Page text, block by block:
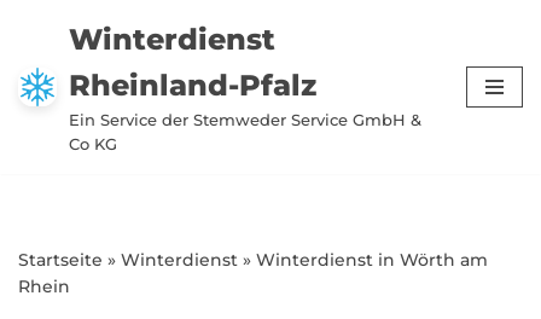
Zum
Inhalt
springen
Winterdienst
Rheinland-Pfalz
Ein Service der Stemweder Service GmbH &
Co KG
Startseite » Winterdienst » Winterdienst in Wörth am
Rhein